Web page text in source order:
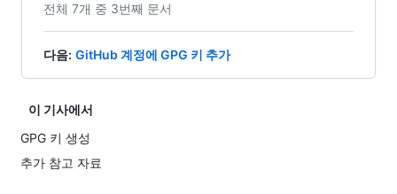
전체 7개 중 3번째 문서
다음: GitHub 계정에 GPG 키 추가
이 기사에서
GPG 키 생성
추가 참고 자료